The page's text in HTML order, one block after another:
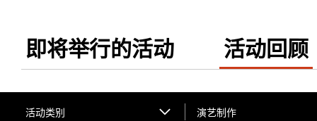
即将举行的活动 活动回顾
活动类别 演艺制作